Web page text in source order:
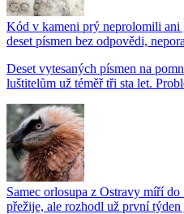
Kód v kameni prý neprolomili ani
deset písmen bez odpovědi,
Deset vytesaných písmen na
luštitelům už téměř tři sta let.
Samec orlosupa z Ostravy míří
přežije, ale rozhodl už první týden